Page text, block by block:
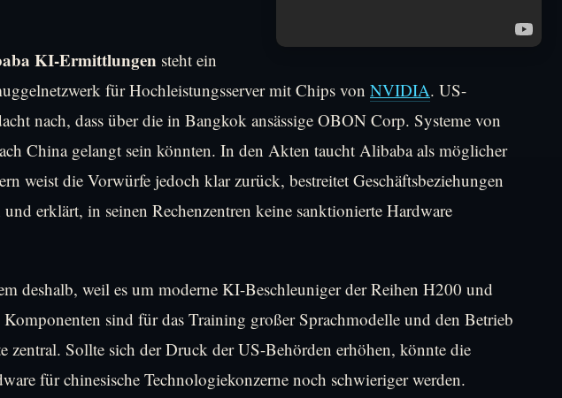
KI-Ermittlungen steht ein
für Hochleistungsserver mit Chips von NVIDIA. US-
nach, dass über die in Bangkok ansässige OBON Corp. Systeme von
China gelangt sein könnten. In den Akten taucht Alibaba als möglicher
weist die Vorwürfe jedoch klar zurück, bestreitet Geschäftsbeziehungen
erklärt, in seinen Rechenzentren keine sanktionierte Hardware
deshalb, weil es um moderne KI-Beschleuniger der Reihen H200 und
sind für das Training großer Sprachmodelle und den Betrieb
zentral. Sollte sich der Druck der US-Behörden erhöhen, könnte die
für chinesische Technologiekonzerne noch schwieriger werden.